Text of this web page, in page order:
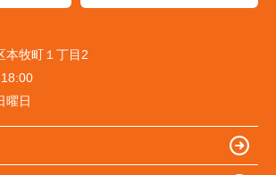
本牧町１丁目2
曜日